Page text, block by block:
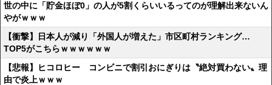
世の中に「貯金ほぼ0」の人が5割くらいいるってのが理解出来ないん
やがｗｗｗ
【衝撃】日本人が減り「外国人が増えた」市区町村ランキング…
TOP5がこちらｗｗｗｗｗｗ
【悲報】ヒコロヒー コンビニで割引おにぎりは〝絶対買わない〟理
由で炎上ｗｗｗ